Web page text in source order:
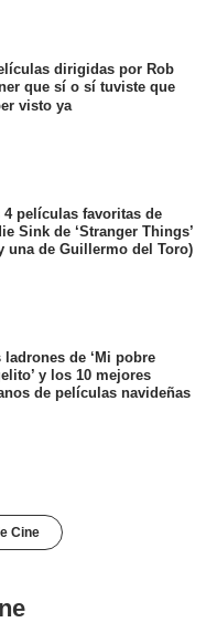
dirigidas por Rob
que sí o sí tuviste que
visto ya
4 películas favoritas de
Sink de ‘Stranger Things’
una de Guillermo del Toro)
ladrones de ‘Mi pobre
y los 10 mejores
de películas navideñas
Cine